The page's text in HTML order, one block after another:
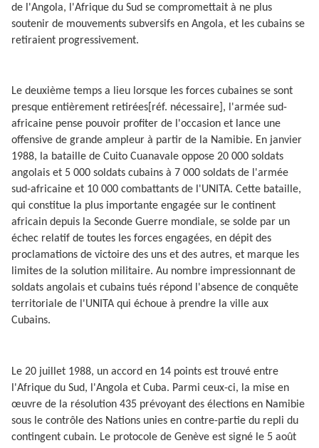
de l'Angola, l'Afrique du Sud se compromettait à ne plus
soutenir de mouvements subversifs en Angola, et les cubains se
retiraient progressivement.
Le deuxième temps a lieu lorsque les forces cubaines se sont
presque entièrement retirées[réf. nécessaire], l'armée sud-
africaine pense pouvoir profiter de l'occasion et lance une
offensive de grande ampleur à partir de la Namibie. En janvier
1988, la bataille de Cuito Cuanavale oppose 20 000 soldats
angolais et 5 000 soldats cubains à 7 000 soldats de l'armée
sud-africaine et 10 000 combattants de l'UNITA. Cette bataille,
qui constitue la plus importante engagée sur le continent
africain depuis la Seconde Guerre mondiale, se solde par un
échec relatif de toutes les forces engagées, en dépit des
proclamations de victoire des uns et des autres, et marque les
limites de la solution militaire. Au nombre impressionnant de
soldats angolais et cubains tués répond l'absence de conquête
territoriale de l'UNITA qui échoue à prendre la ville aux
Cubains.
Le 20 juillet 1988, un accord en 14 points est trouvé entre
l'Afrique du Sud, l'Angola et Cuba. Parmi ceux-ci, la mise en
œuvre de la résolution 435 prévoyant des élections en Namibie
sous le contrôle des Nations unies en contre-partie du repli du
contingent cubain. Le protocole de Genève est signé le 5 août